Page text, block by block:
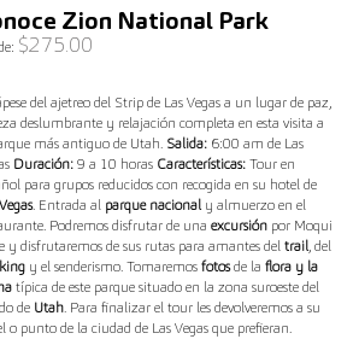
Zion National Park
$275.00
del ajetreo del Strip de Las Vegas a un lugar de paz,
deslumbrante y relajación completa en esta visita a
más antiguo de Utah. Salida: 6:00 am de Las
Duración: 9 a 10 horas Características:Tour en
para grupos reducidos con recogida en su hotel de
. Entrada al parque nacionaly almuerzo en el
Podremos disfrutar de unaexcursión por Moqui
y disfrutaremos de sus rutas para amantes deltrail, del
y el senderismo. Tomaremosfotosde laflora y la
típica de este parque situado en la zona suroeste del
de Utah. Para finalizar el tour les devolveremos a su
o punto de la ciudad de Las Vegas que prefieran.